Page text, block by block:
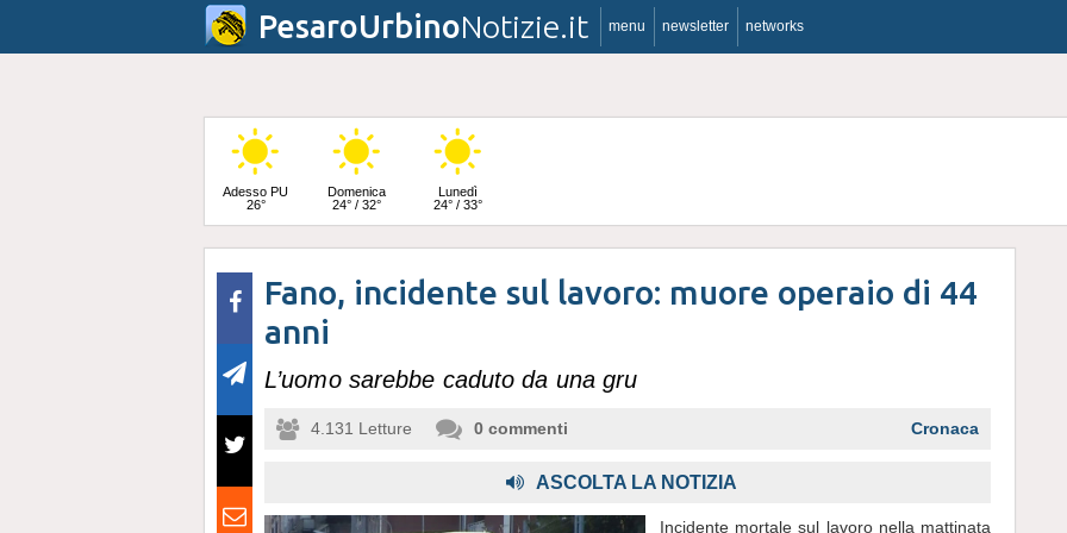
PesaroUrbinoNotizie.it menu newsletter networks
Adesso PU
26°
Domenica
24° / 32°
Lunedì
24° / 33°
Martedì
25° / 33°
Fano, incidente sul lavoro: muore operaio di 44
anni
L’uomo sarebbe caduto da una gru
4.131 Letture 0 commenti Cronaca
ASCOLTA LA NOTIZIA
Incidente mortale sul lavoro nella mattinata